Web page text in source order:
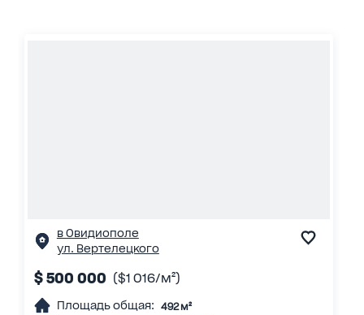
в Овидиополе
ул. Вертелецкого
$ 500 000 ($1 016/м²)
Площадь общая: 492 м²